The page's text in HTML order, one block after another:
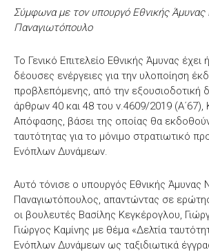
Σύμφωνα με τον υπουργό Εθνικής Άμυνας
Παναγιωτόπουλο
Το Γενικό Επιτελείο Εθνικής Άμυνας έχει
δέουσες ενέργειες για την υλοποίηση
προβλεπόμενης, από την εξουσιοδοτική
άρθρων 40 και 48 του ν.4609/2019 (Α΄67),
Απόφασης, βάσει της οποίας θα
ταυτότητας για το μόνιμο στρατιωτικό
Ενόπλων Δυνάμεων.
Αυτό τόνισε ο υπουργός Εθνικής Άμυνας
Παναγιωτόπουλος, απαντώντας σε
οι βουλευτές Βασίλης Κεγκέρογλου,
Γιώργος Καμίνης με θέμα «Δελτία
Ενόπλων Δυνάμεων ως ταξιδιωτικά